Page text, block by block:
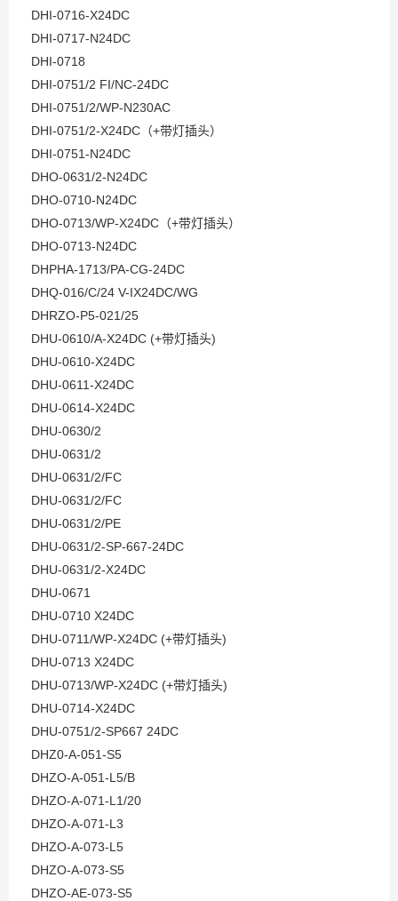
DHI-0716-X24DC
DHI-0717-N24DC
DHI-0718
DHI-0751/2 FI/NC-24DC
DHI-0751/2/WP-N230AC
DHI-0751/2-X24DC（+带灯插头）
DHI-0751-N24DC
DHO-0631/2-N24DC
DHO-0710-N24DC
DHO-0713/WP-X24DC（+带灯插头）
DHO-0713-N24DC
DHPHA-1713/PA-CG-24DC
DHQ-016/C/24 V-IX24DC/WG
DHRZO-P5-021/25
DHU-0610/A-X24DC (+带灯插头)
DHU-0610-X24DC
DHU-0611-X24DC
DHU-0614-X24DC
DHU-0630/2
DHU-0631/2
DHU-0631/2/FC
DHU-0631/2/FC
DHU-0631/2/PE
DHU-0631/2-SP-667-24DC
DHU-0631/2-X24DC
DHU-0671
DHU-0710 X24DC
DHU-0711/WP-X24DC (+带灯插头)
DHU-0713 X24DC
DHU-0713/WP-X24DC (+带灯插头)
DHU-0714-X24DC
DHU-0751/2-SP667 24DC
DHZ0-A-051-S5
DHZO-A-051-L5/B
DHZO-A-071-L1/20
DHZO-A-071-L3
DHZO-A-073-L5
DHZO-A-073-S5
DHZO-AE-073-S5